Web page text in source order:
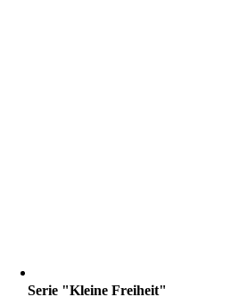
Serie "Kleine Freiheit"